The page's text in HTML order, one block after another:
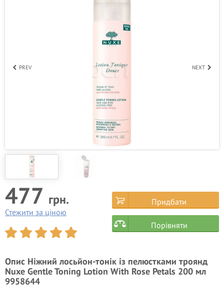
PREV NEXT
477 грн.
Стежити за ціною
Придбати
Порівняти
Опис Ніжний лосьйон-тонік із пелюстками троянд
Nuxe Gentle Toning Lotion With Rose Petals 200 мл
9958644